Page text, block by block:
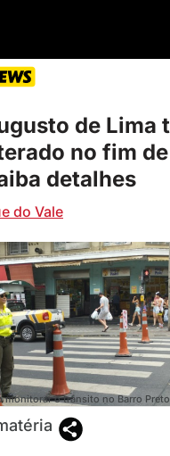
de Lima
no fim de
detalhes
do Vale
monitorar o trânsito no Barro Preto